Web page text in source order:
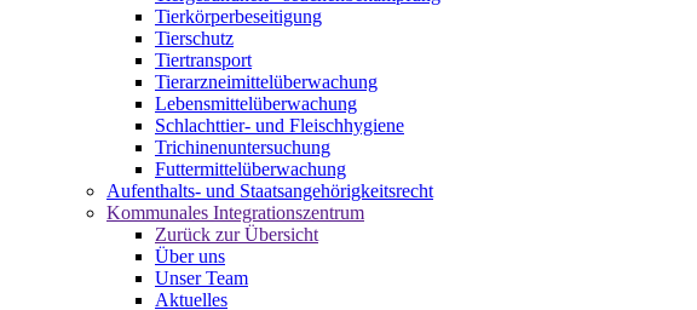
Tierkörperbeseitigung
Tierschutz
Tiertransport
Tierarzneimittelüberwachung
Lebensmittelüberwachung
Schlachttier- und Fleischhygiene
Trichinenuntersuchung
Futtermittelüberwachung
Aufenthalts- und Staatsangehörigkeitsrecht
Kommunales Integrationszentrum
Zurück zur Übersicht
Über uns
Unser Team
Aktuelles